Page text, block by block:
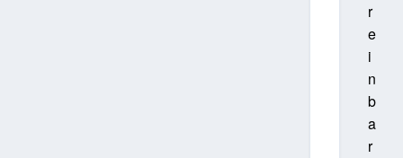
r
e
i
n
b
a
r